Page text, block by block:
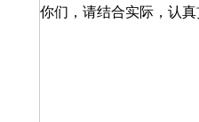
你们，请结合实际，认真